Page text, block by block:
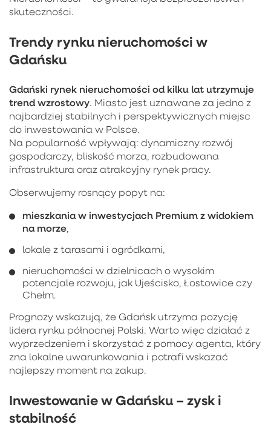
skuteczności.
Trendy rynku nieruchomości w
Gdańsku
Gdański rynek nieruchomości od kilku lat utrzymuje
trend wzrostowy. Miasto jest uznawane za jedno z
najbardziej stabilnych i perspektywicznych miejsc
do inwestowania w Polsce.
Na popularność wpływają: dynamiczny rozwój
gospodarczy, bliskość morza, rozbudowana
infrastruktura oraz atrakcyjny rynek pracy.
Obserwujemy rosnący popyt na:
mieszkania w inwestycjach Premium z widokiem
na morze,
lokale z tarasami i ogródkami,
nieruchomości w dzielnicach o wysokim
potencjale rozwoju, jak Ujeścisko, Łostowice czy
Chełm.
Prognozy wskazują, że Gdańsk utrzyma pozycję
lidera rynku północnej Polski. Warto więc działać z
wyprzedzeniem i skorzystać z pomocy agenta, który
zna lokalne uwarunkowania i potrafi wskazać
najlepszy moment na zakup.
Inwestowanie w Gdańsku – zysk i
stabilność